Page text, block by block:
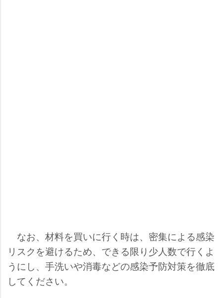
なお、材料を買いに行く時は、密集による感染
リスクを避けるため、できる限り少人数で行くよ
うにし、手洗いや消毒などの感染予防対策を徹底
してください。